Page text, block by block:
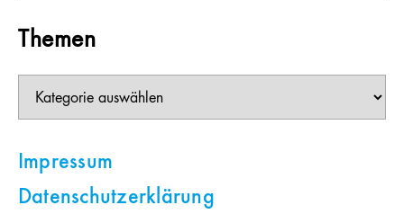
Themen
Impressum
Datenschutzerklärung